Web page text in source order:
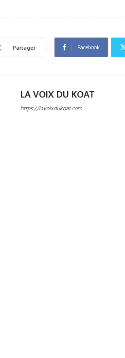
Partager Facebook
LA VOIX DU KOAT
https://lavoixdukoat.com